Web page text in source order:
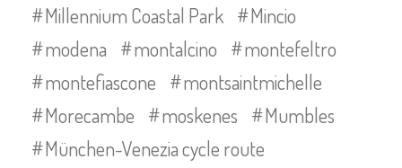
Millennium Coastal Park
Mincio
modena
montalcino
montefeltro
montefiascone
montsaintmichelle
Morecambe
moskenes
Mumbles
München-Venezia cycle route